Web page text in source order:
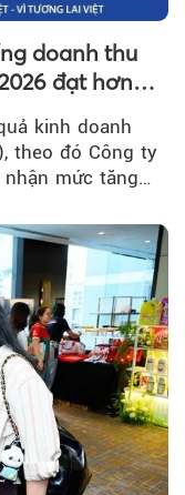
doanh thu
đạt hơn
kinh doanh
theo đó Công ty
mức tăng